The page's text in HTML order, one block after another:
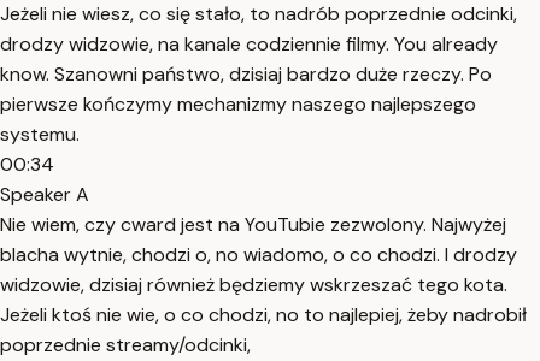
Jeżeli nie wiesz, co się stało, to nadrób poprzednie odcinki,
drodzy widzowie, na kanale codziennie filmy. You already
know. Szanowni państwo, dzisiaj bardzo duże rzeczy. Po
pierwsze kończymy mechanizmy naszego najlepszego
systemu.
00:34
Speaker A
Nie wiem, czy cward jest na YouTubie zezwolony. Najwyżej
blacha wytnie, chodzi o, no wiadomo, o co chodzi. I drodzy
widzowie, dzisiaj również będziemy wskrzeszać tego kota.
Jeżeli ktoś nie wie, o co chodzi, no to najlepiej, żeby nadrobił
poprzednie streamy/odcinki,